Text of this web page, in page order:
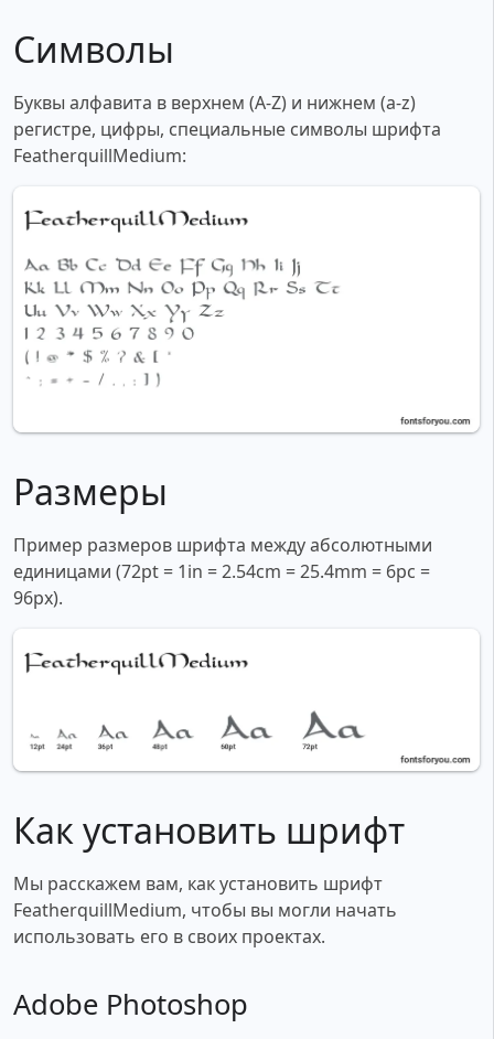
Символы
Буквы алфавита в верхнем (A-Z) и нижнем (a-z)
регистре, цифры, специальные символы шрифта
FeatherquillMedium:
Размеры
Пример размеров шрифта между абсолютными
единицами (72pt = 1in = 2.54cm = 25.4mm = 6pc =
96px).
Как установить шрифт
Мы расскажем вам, как установить шрифт
FeatherquillMedium, чтобы вы могли начать
использовать его в своих проектах.
Adobe Photoshop